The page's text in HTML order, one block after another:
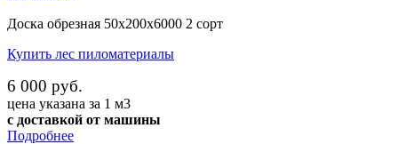
Доска обрезная 50х200х6000 2 сорт
Купить лес пиломатериалы
6 000 руб.
цена указана за 1 м3
с доставкой от машины
Подробнее